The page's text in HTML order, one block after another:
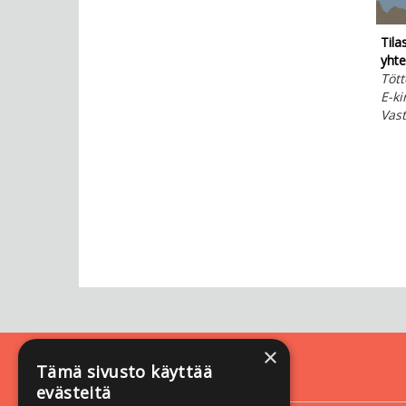
E-
Yhteystiedot
×
Tämä sivusto käyttää
evästeitä